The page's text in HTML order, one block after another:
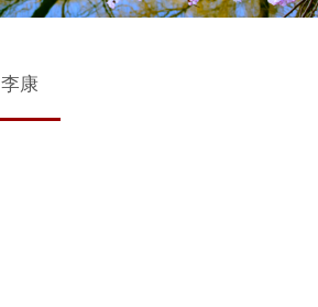
李康